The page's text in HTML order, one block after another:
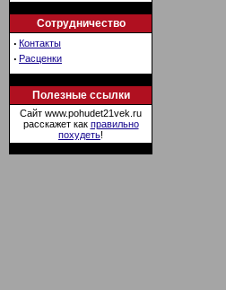
Сотрудничество
· Контакты
· Расценки
Полезные ссылки
Сайт www.pohudet21vek.ru
расскажет как правильно
похудеть!